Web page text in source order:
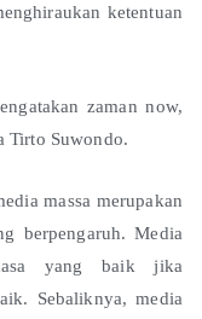
ketentuan
zaman now,
Tirto Suwondo.
massa merupakan
berpengaruh. Media
yang baik jika
Sebaliknya, media